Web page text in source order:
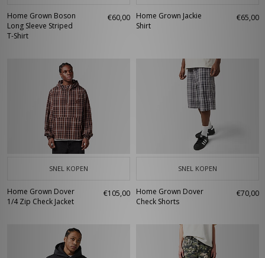
Home Grown Boson
Long Sleeve Striped
T-Shirt
€60,00
Home Grown Jackie
Shirt
€65,00
SNEL KOPEN
Home Grown Dover
1/4 Zip Check Jacket
€105,00
SNEL KOPEN
Home Grown Dover
Check Shorts
€70,00